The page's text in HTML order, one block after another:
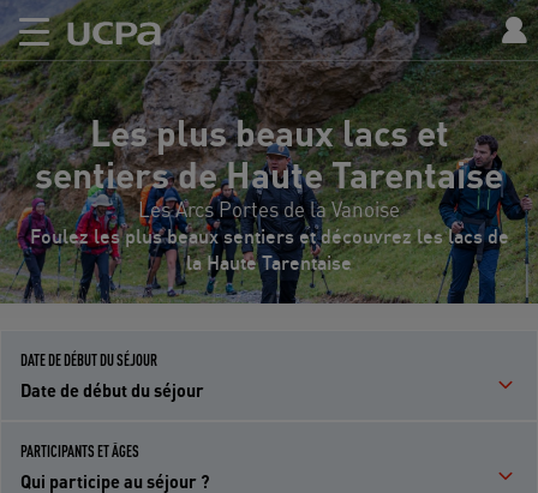
Les plus beaux lacs et
sentiers de Haute Tarentaise
Les Arcs Portes de la Vanoise
Foulez les plus beaux sentiers et découvrez les lacs de
la Haute Tarentaise
DATE DE DÉBUT DU SÉJOUR
Date de début du séjour
PARTICIPANTS ET ÂGES
Qui participe au séjour ?